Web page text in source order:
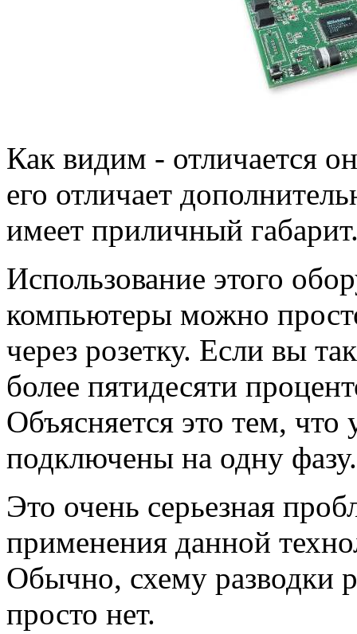
Как видим - отличается
его отличает
имеет приличный
Использование этого
компьютеры можно
через розетку. Если вы
более пятидесяти
Объясняется это тем,
подключены на одну фазу.
Это очень серьезная
применения данной
Обычно, схему разводки
просто нет.